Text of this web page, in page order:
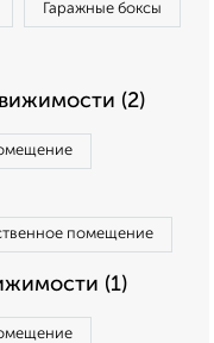
Гаражные боксы
(2)
помещение
(1)